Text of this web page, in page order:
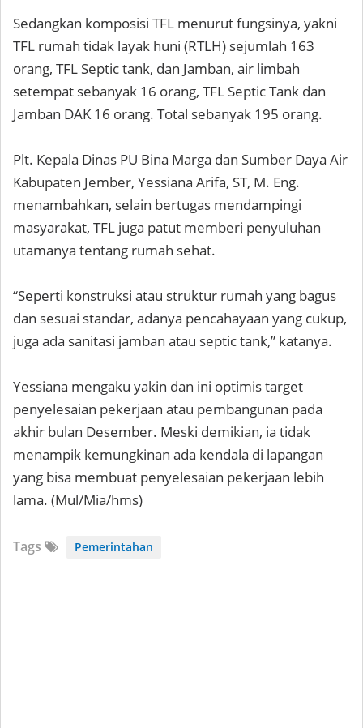
Sedangkan komposisi TFL menurut fungsinya, yakni
TFL rumah tidak layak huni (RTLH) sejumlah 163
orang, TFL Septic tank, dan Jamban, air limbah
setempat sebanyak 16 orang, TFL Septic Tank dan
Jamban DAK 16 orang. Total sebanyak 195 orang.
Plt. Kepala Dinas PU Bina Marga dan Sumber Daya Air
Kabupaten Jember, Yessiana Arifa, ST, M. Eng.
menambahkan, selain bertugas mendampingi
masyarakat, TFL juga patut memberi penyuluhan
utamanya tentang rumah sehat.
“Seperti konstruksi atau struktur rumah yang bagus
dan sesuai standar, adanya pencahayaan yang cukup,
juga ada sanitasi jamban atau septic tank,” katanya.
Yessiana mengaku yakin dan ini optimis target
penyelesaian pekerjaan atau pembangunan pada
akhir bulan Desember. Meski demikian, ia tidak
menampik kemungkinan ada kendala di lapangan
yang bisa membuat penyelesaian pekerjaan lebih
lama. (Mul/Mia/hms)
Tags Pemerintahan